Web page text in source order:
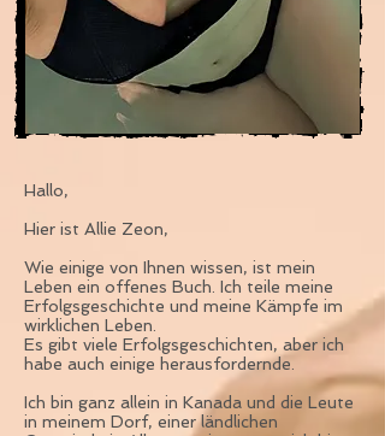
Hallo,
Hier ist Allie Zeon,
Wie einige von Ihnen wissen, ist mein
Leben ein offenes Buch. Ich teile meine
Erfolgsgeschichte und meine Kämpfe im
wirklichen Leben.
Es gibt viele Erfolgsgeschichten, aber ich
habe auch einige herausfordernde.
Ich bin ganz allein in Kanada und die Leute
in meinem Dorf, einer ländlichen